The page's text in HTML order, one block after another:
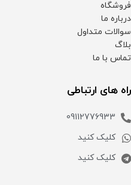
فروشگاه
درباره ما
سوالات متداول
بلاگ
تماس با ما
راه های ارتباطی
09112776933
کلیک کنید
کلیک کنید